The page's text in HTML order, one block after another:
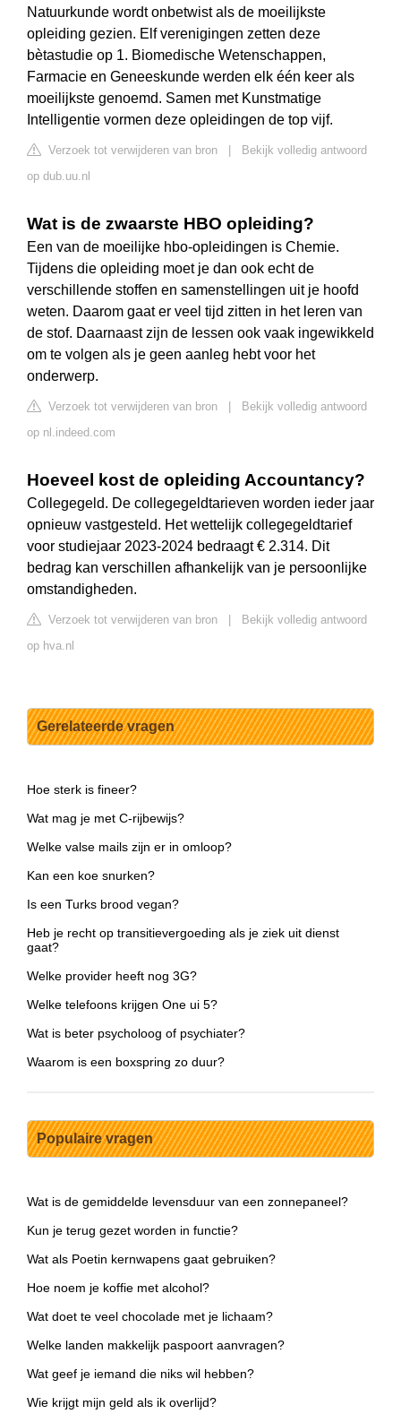
Natuurkunde wordt onbetwist als de moeilijkste
opleiding gezien. Elf verenigingen zetten deze
bètastudie op 1. Biomedische Wetenschappen,
Farmacie en Geneeskunde werden elk één keer als
moeilijkste genoemd. Samen met Kunstmatige
Intelligentie vormen deze opleidingen de top vijf.
Verzoek tot verwijderen van bron
Bekijk volledig antwoord
op dub.uu.nl
Wat is de zwaarste HBO opleiding?
Een van de moeilijke hbo-opleidingen is Chemie.
Tijdens die opleiding moet je dan ook echt de
verschillende stoffen en samenstellingen uit je hoofd
weten. Daarom gaat er veel tijd zitten in het leren van
de stof. Daarnaast zijn de lessen ook vaak ingewikkeld
om te volgen als je geen aanleg hebt voor het
onderwerp.
Verzoek tot verwijderen van bron
Bekijk volledig antwoord
op nl.indeed.com
Hoeveel kost de opleiding Accountancy?
Collegegeld. De collegegeldtarieven worden ieder jaar
opnieuw vastgesteld. Het wettelijk collegegeldtarief
voor studiejaar 2023-2024 bedraagt € 2.314. Dit
bedrag kan verschillen afhankelijk van je persoonlijke
omstandigheden.
Verzoek tot verwijderen van bron
Bekijk volledig antwoord
op hva.nl
Gerelateerde vragen
Hoe sterk is fineer?
Wat mag je met C-rijbewijs?
Welke valse mails zijn er in omloop?
Kan een koe snurken?
Is een Turks brood vegan?
Heb je recht op transitievergoeding als je ziek uit dienst
gaat?
Welke provider heeft nog 3G?
Welke telefoons krijgen One ui 5?
Wat is beter psycholoog of psychiater?
Waarom is een boxspring zo duur?
Populaire vragen
Wat is de gemiddelde levensduur van een zonnepaneel?
Kun je terug gezet worden in functie?
Wat als Poetin kernwapens gaat gebruiken?
Hoe noem je koffie met alcohol?
Wat doet te veel chocolade met je lichaam?
Welke landen makkelijk paspoort aanvragen?
Wat geef je iemand die niks wil hebben?
Wie krijgt mijn geld als ik overlijd?